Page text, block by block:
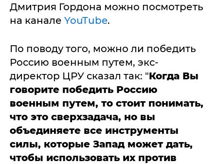
Дмитрия Гордона можно посмотреть
на канале YouTube.
По поводу того, можно ли победить
Россию военным путем, экс-
директор ЦРУ сказал так: "Когда Вы
говорите победить Россию
военным путем, то стоит понимать,
что это сверхзадача, но вы
объединяете все инструменты
силы, которые Запад может дать,
чтобы использовать их против